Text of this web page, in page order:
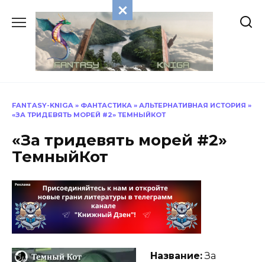
содержанию
FANTASY-KNIGA » ФАНТАСТИКА » АЛЬТЕРНАТИВНАЯ ИСТОРИЯ »
«ЗА ТРИДЕВЯТЬ МОРЕЙ #2» ТЕМНЫЙКОТ
«За тридевять морей #2»
ТемныйКот
Название:За